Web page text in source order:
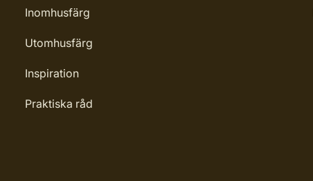
Inomhusfärg
Utomhusfärg
Inspiration
Praktiska råd